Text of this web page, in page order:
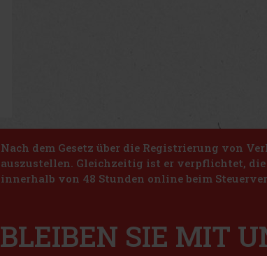
Nach dem Gesetz über die Registrierung von
auszustellen. Gleichzeitig ist er verpflichtet,
innerhalb von 48 Stunden online beim
BLEIBEN SIE MIT